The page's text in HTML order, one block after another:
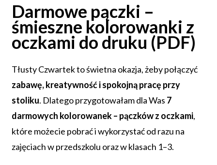
Darmowe pączki –
śmieszne kolorowanki z
oczkami do druku (PDF)
Tłusty Czwartek to świetna okazja, żeby połączyć
zabawę, kreatywność i spokojną pracę przy
stoliku. Dlatego przygotowałam dla Was 7
darmowych kolorowanek – pączków z oczkami,
które możecie pobrać i wykorzystać od razu na
zajęciach w przedszkolu oraz w klasach 1–3.